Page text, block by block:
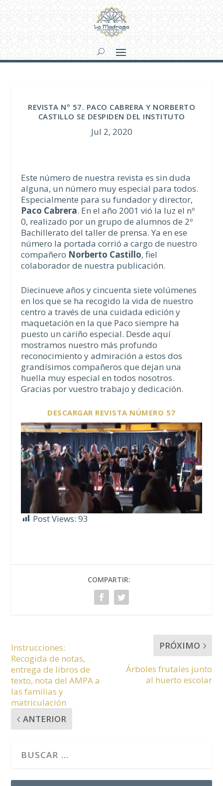
REVISTA Nº 57. PACO CABRERA Y NORBERTO
CASTILLO SE DESPIDEN DEL INSTITUTO
Jul 2, 2020
Este número de nuestra revista es sin duda
alguna, un número muy especial para todos.
Especialmente para su fundador y director,
Paco Cabrera. En el año 2001 vió la luz el nº
0, realizado por un grupo de alumnos de 2º
Bachillerato del taller de prensa. Ya en ese
número la portada corrió a cargo de nuestro
compañero Norberto Castillo, fiel
colaborador de nuestra publicación.
Diecinueve años y cincuenta siete volúmenes
en los que se ha recogido la vida de nuestro
centro a través de una cuidada edición y
maquetación en la que Paco siempre ha
puesto un cariño especial. Desde aquí
mostramos nuestro más profundo
reconocimiento y admiración a estos dos
grandísimos compañeros que dejan una
huella muy especial en todos nosotros.
Gracias por vuestro trabajo y dedicación.
DESCARGAR REVISTA NÚMERO 57
Post Views: 93
COMPARTIR:
Instrucciones:
Recogida de notas,
entrega de libros de
texto, nota del AMPA a
las familias y
matriculación
ANTERIOR
PRÓXIMO
Árboles frutales junto
al huerto escolar